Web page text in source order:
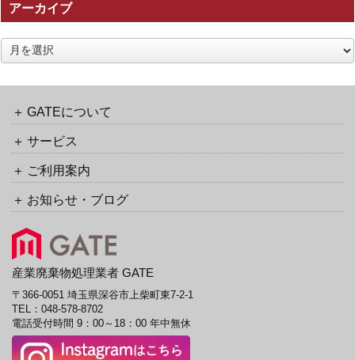
ト
ラ
ッ
ク
ッ
URL
アーカイブ
ア
ー
GATEについて
サービス
ご利用案内
お知らせ・ブログ
産業廃棄物処理業者 GATE
〒366-0051 埼玉県深谷市上柴町東7-2-1
TEL： 048-578-8702
電話受付時間 9：00～18：00 年中無休